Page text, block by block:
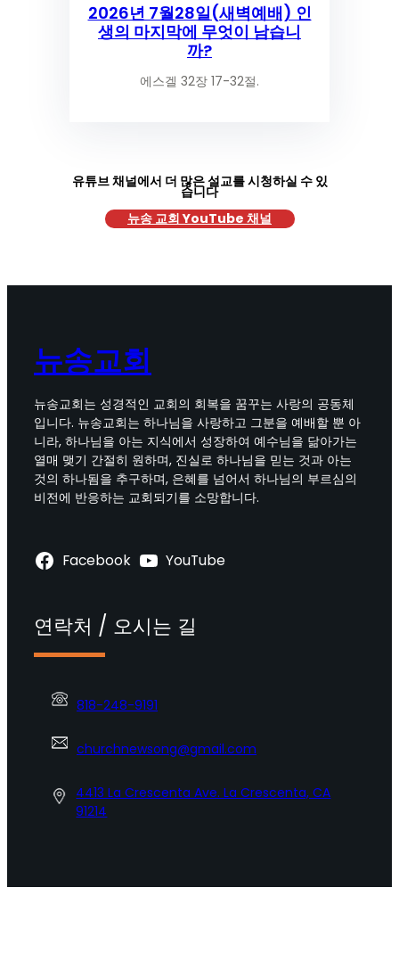
2026년 7월28일(새벽예배) 인
생의 마지막에 무엇이 남습니
까?
에스겔 32장 17-32절.
유튜브 채널에서 더 많은 설교를 시청하실 수 있
습니다
뉴송 교회 YouTube 채널
뉴송교회
뉴송교회는 성경적인 교회의 회복을 꿈꾸는 사랑의 공동체
입니다. 뉴송교회는 하나님을 사랑하고 그분을 예배할 뿐 아
니라, 하나님을 아는 지식에서 성장하여 예수님을 닮아가는
열매 맺기 간절히 원하며, 진실로 하나님을 믿는 것과 아는
것의 하나됨을 추구하며, 은혜를 넘어서 하나님의 부르심의
비전에 반응하는 교회되기를 소망합니다.
Facebook YouTube
연락처 / 오시는 길
818-248-9191
churchnewsong@gmail.com
4413 La Crescenta Ave. La Crescenta, CA
91214